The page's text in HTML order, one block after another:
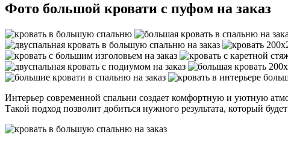
Фото большой кровати с пуфом на заказ
Интерьер современной спальни создает комфортную и уютную
Такой подход позволит добиться нужного результата, который